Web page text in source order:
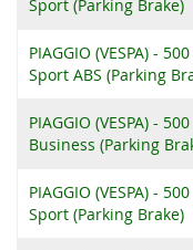
Sport (Parking Brake)
PIAGGIO (VESPA) -
Sport ABS (Parking
PIAGGIO (VESPA) -
Business (Parking
PIAGGIO (VESPA) -
Sport (Parking Brake)